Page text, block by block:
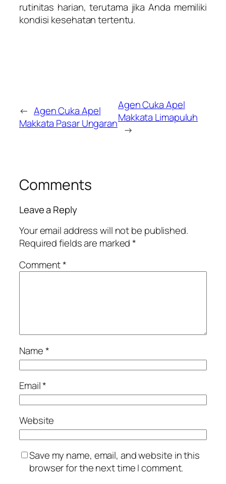
rutinitas harian, terutama jika Anda memiliki
kondisi kesehatan tertentu.
← Agen Cuka Apel
Makkata Pasar Ungaran
Agen Cuka Apel
Makkata Limapuluh
→
Comments
Leave a Reply
Your email address will not be published.
Required fields are marked*
Comment*
Name*
Email*
Website
Save my name, email, and website in this
browser for the next time I comment.